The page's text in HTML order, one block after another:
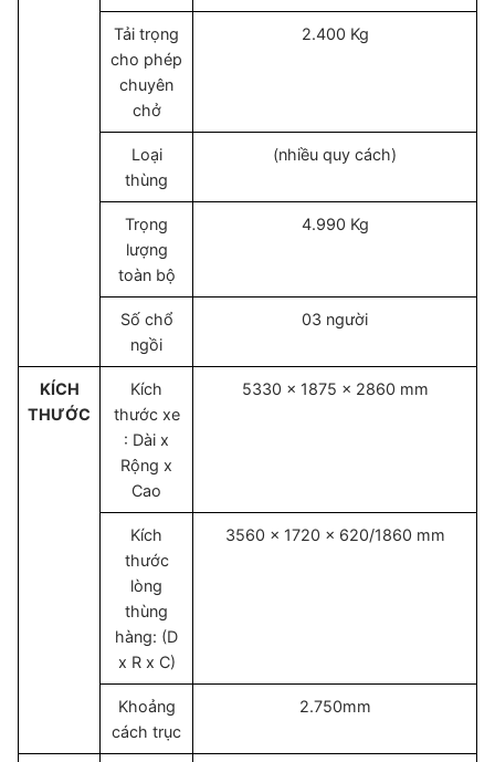
Tải trọng
cho phép
chuyên
chở
2.400 Kg
Loại
thùng
(nhiều quy cách)
Trọng
lượng
toàn bộ
4.990 Kg
Số chổ
ngồi
03 người
KÍCH
THƯỚC
Kích
thước xe
: Dài x
Rộng x
Cao
5330 x 1875 x 2860 mm
Kích
thước
lòng
thùng
hàng: (D
x R x C)
3560 x 1720 x 620/1860 mm
Khoảng
cách trục
2.750mm